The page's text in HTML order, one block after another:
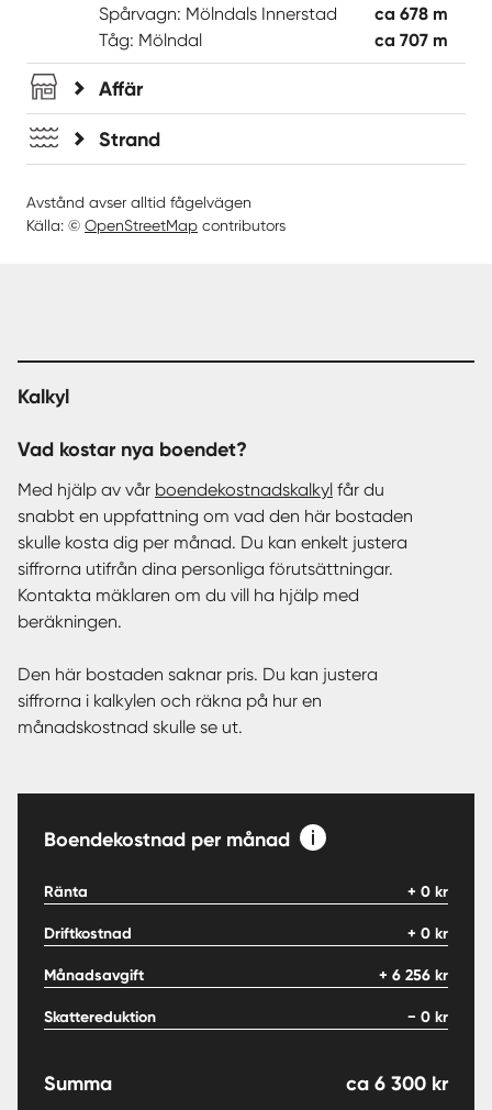
Spårvagn: Mölndals Innerstad
ca 678 m
Tåg: Mölndal
ca 707 m
Affär
Strand
Avstånd avser alltid fågelvägen
Källa: © OpenStreetMap contributors
Kalkyl
Vad kostar nya boendet?
Med hjälp av vår boendekostnadskalkyl får du
snabbt en uppfattning om vad den här bostaden
skulle kosta dig per månad. Du kan enkelt justera
siffrorna utifrån dina personliga förutsättningar.
Kontakta mäklaren om du vill ha hjälp med
beräkningen.
Den här bostaden saknar pris. Du kan justera
siffrorna i kalkylen och räkna på hur en
månadskostnad skulle se ut.
Boendekostnad per månad
Ränta + 0 kr
Driftkostnad + 0 kr
Månadsavgift + 6 256 kr
Skattereduktion − 0 kr
Summa ca 6 300 kr